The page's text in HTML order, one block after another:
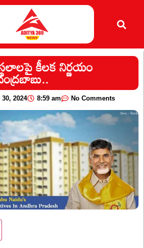
కీలక నిర్ణయం
2024 8:59 am No Comments